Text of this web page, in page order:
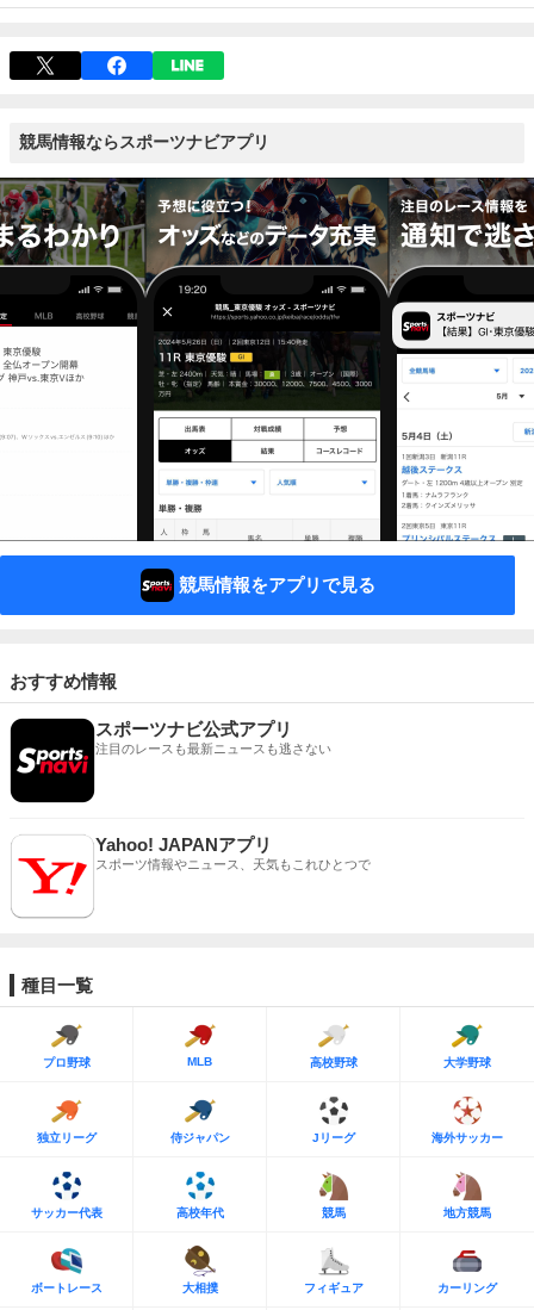
競馬情報ならスポーツナビアプリ
競馬情報をアプリで見る
おすすめ情報
スポーツナビ公式アプリ
注目のレースも最新ニュースも逃さない
Yahoo! JAPANアプリ
スポーツ情報やニュース、天気もこれひとつで
種目一覧
プロ野球 MLB 高校野球 大学野球
独立リーグ 侍ジャパン Jリーグ 海外サッカー
サッカー代表 高校年代 競馬 地方競馬
ボートレース 大相撲 フィギュア カーリング